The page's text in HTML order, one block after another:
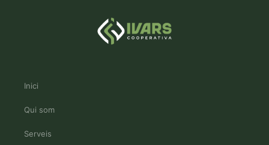
Inici
Qui som
Serveis